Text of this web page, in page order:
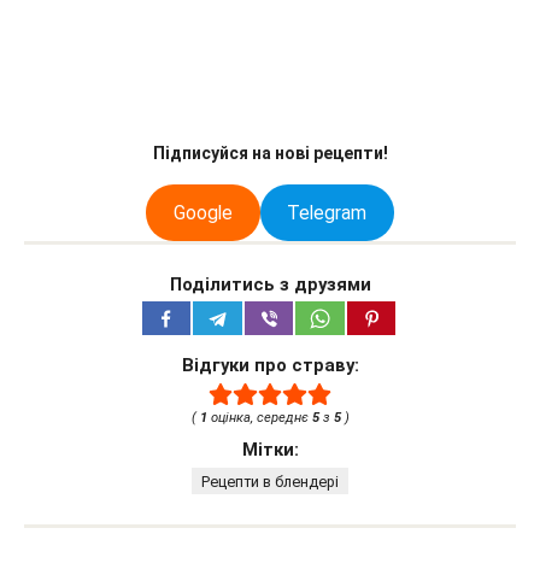
Підписуйся на нові рецепти!
Google Telegram
Поділитись з друзями
Відгуки про страву:
( 1 оцінка, середнє 5з 5)
Мітки:
Рецепти в блендері